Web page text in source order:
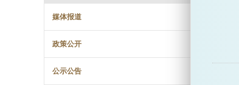
媒体报道
政策公开
公示公告